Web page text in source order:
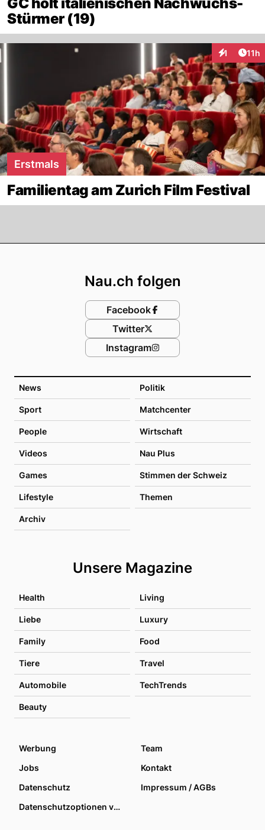
Stürmer (19)
1 11h
Erstmals
Familientag am Zurich Film Festival
News Politik
Sport Matchcenter
People Wirtschaft
Videos Nau Plus
Games Stimmen der Schweiz
Lifestyle Themen
Archiv
Unsere Magazine
Health Living
Liebe Luxury
Family Food
Tiere Travel
Automobile TechTrends
Beauty
Nau.ch folgen
Facebook
Twitter
Instagram
Werbung
Team
Jobs
Kontakt
Datenschutz
Impressum / AGBs
Datenschutzoptionen verwalten